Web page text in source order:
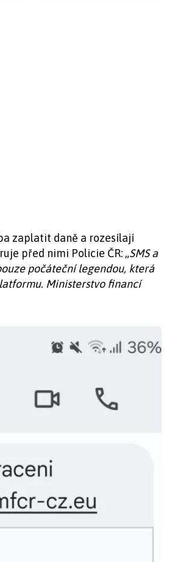
zaplatit daně a rozesílají
před nimi Policie ČR: „SMS a
počáteční legendou, která
Ministerstvo financí